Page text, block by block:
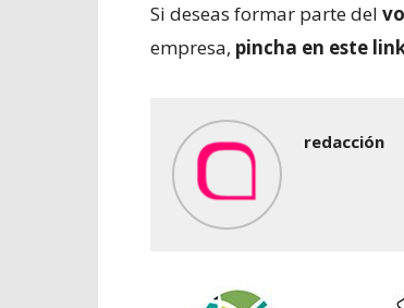
Si deseas formar parte del
empresa, pincha en este
redacción